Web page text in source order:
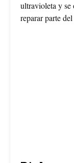
ultravioleta y se
reparar parte